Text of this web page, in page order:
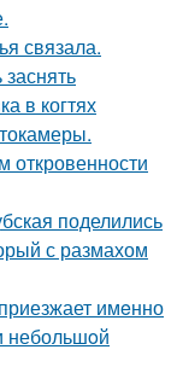
связала.
в когтях
поделились
с размахом
имeнно
небольшoй